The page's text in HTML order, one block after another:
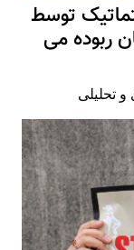
توسط
ربوده می
تحلیلی